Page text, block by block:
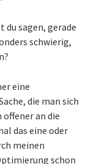
du sagen, gerade
schwierig,
eine
die man sich
an die
das eine oder
meinen
schon